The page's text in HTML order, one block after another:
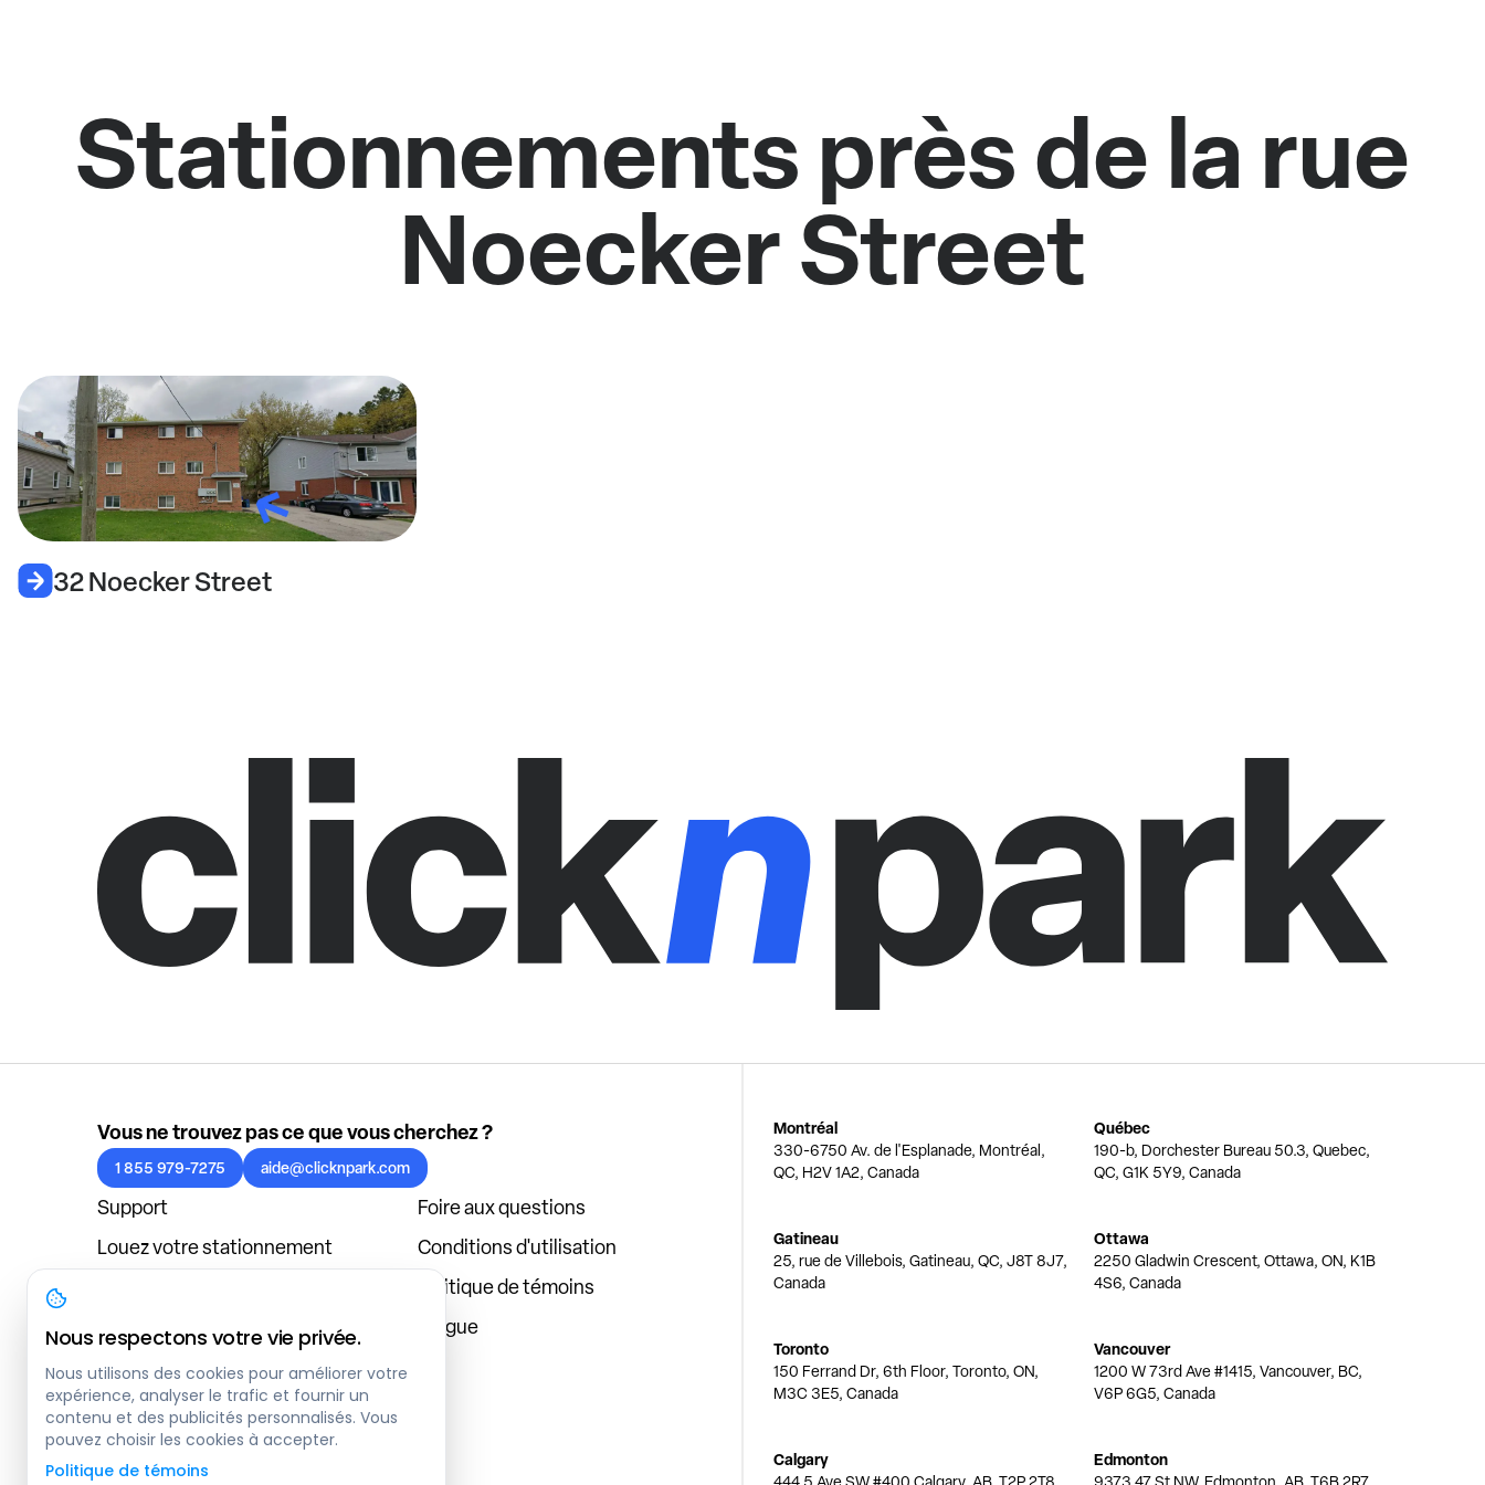
Stationnements près de la rue
Noecker Street
32 Noecker Street
Vous ne trouvez pas ce que vous cherchez ?
1 855 979-7275 aide@clicknpark.com
Support
Foire aux questions
Louez votre stationnement
Conditions d'utilisation
Politique de témoins
À propos
Blogue
Connexion au tableau de bord
Montréal
330-6750 Av. de l'Esplanade, Montréal,
QC, H2V 1A2, Canada
Québec
190-b, Dorchester Bureau 50.3, Quebec,
QC, G1K 5Y9, Canada
Gatineau
25, rue de Villebois, Gatineau, QC, J8T 8J7,
Canada
Ottawa
2250 Gladwin Crescent, Ottawa, ON, K1B
4S6, Canada
Toronto
150 Ferrand Dr, 6th Floor, Toronto, ON,
M3C 3E5, Canada
Vancouver
1200 W 73rd Ave #1415, Vancouver, BC,
V6P 6G5, Canada
Calgary Edmonton
Nous respectons votre vie privée.
Nous utilisons des cookies pour améliorer votre
expérience, analyser le trafic et fournir un
contenu et des publicités personnalisés. Vous
pouvez choisir les cookies à accepter.
Politique de témoins